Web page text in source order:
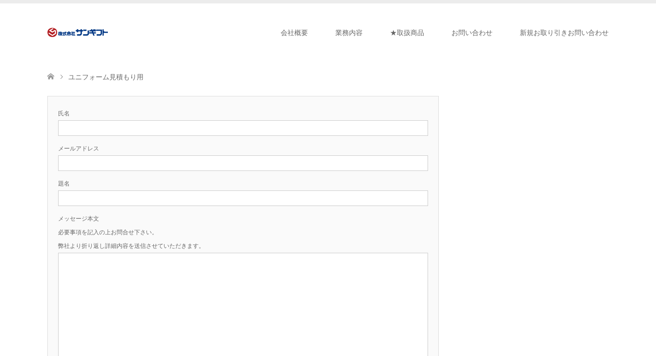
会社概要 業務内容 ★取扱商品 お問い合わせ 新規お取り引きお問い合わせ
ユニフォーム見積もり用
氏名
メールアドレス
題名
メッセージ本文
必要事項を記入の上お問合せ下さい。
弊社より折り返し詳細内容を送信させていただきます。